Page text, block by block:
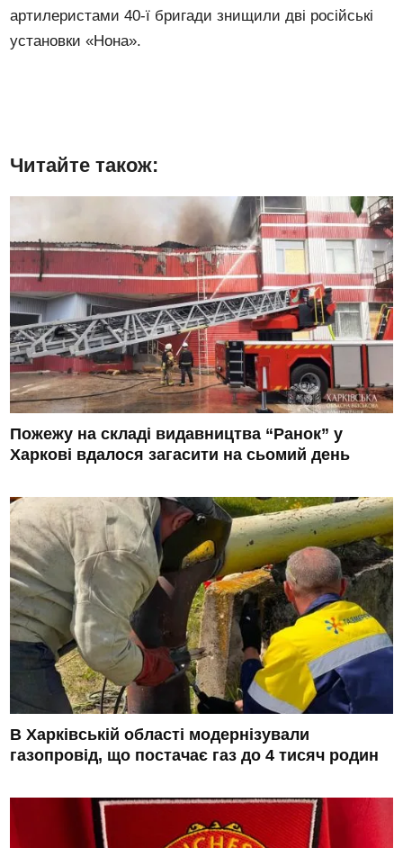
артилеристами 40-ї бригади знищили дві російські
установки «Нона».
Читайте також:
Пожежу на складі видавництва “Ранок” у
Харкові вдалося загасити на сьомий день
В Харківській області модернізували
газопровід, що постачає газ до 4 тисяч родин